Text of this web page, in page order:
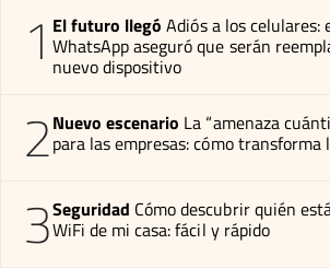
1 El futuro llegó Adiós a los celulares:
WhatsApp aseguró que serán
nuevo dispositivo
2Nuevo escenario La “amenaza
para las empresas: cómo transforma
3Seguridad Cómo descubrir quién
WiFi de mi casa: fácil y rápido